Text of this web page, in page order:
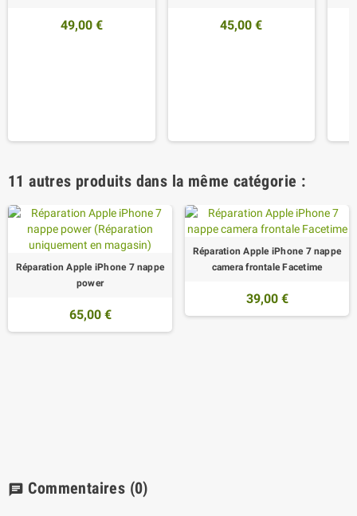
49,00 € 45,00 €
11 autres produits dans la même catégorie :
Réparation Apple iPhone 7 nappe
power
65,00 €
Réparation Apple iPhone 7 nappe
camera frontale Facetime
39,00 €
chat Commentaires (0)